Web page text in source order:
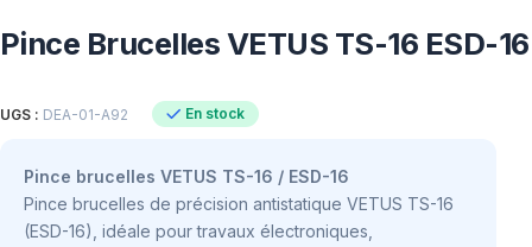
Pince Brucelles VETUS TS-16 ESD-16
UGS : DEA-01-A92 En stock
Pince brucelles VETUS TS-16 / ESD-16
Pince brucelles de précision antistatique VETUS TS-16
(ESD-16), idéale pour travaux électroniques,